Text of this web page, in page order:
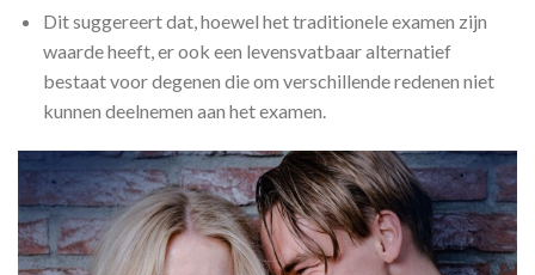
Dit suggereert dat, hoewel het traditionele examen zijn
waarde heeft, er ook een levensvatbaar alternatief
bestaat voor degenen die om verschillende redenen niet
kunnen deelnemen aan het examen.